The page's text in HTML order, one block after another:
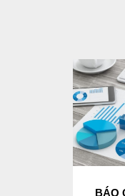
BÁO